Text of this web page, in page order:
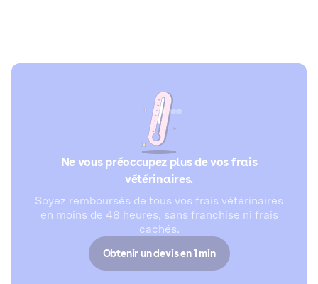
Ne vous préoccupez plus de vos frais
vétérinaires.
Soyez remboursés de tous vos frais vétérinaires
en moins de 48 heures, sans franchise ni frais
cachés.
Obtenir un devis en 1 min